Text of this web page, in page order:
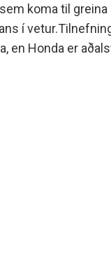
koma til
í
en Honda er